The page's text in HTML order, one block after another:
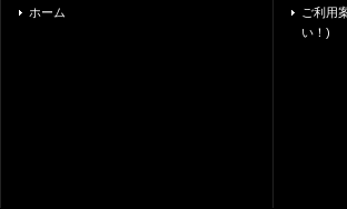
ホーム
ご利用
い！)